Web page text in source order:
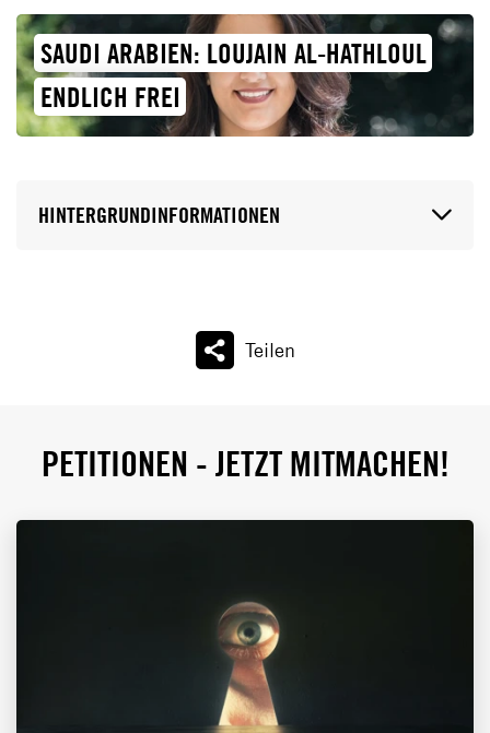
SAUDI ARABIEN: LOUJAIN AL-HATHLOUL
ENDLICH FREI
HINTERGRUNDINFORMATIONEN
Teilen
PETITIONEN - JETZT MITMACHEN!